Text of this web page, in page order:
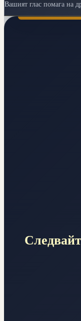
Вашият глас помага на